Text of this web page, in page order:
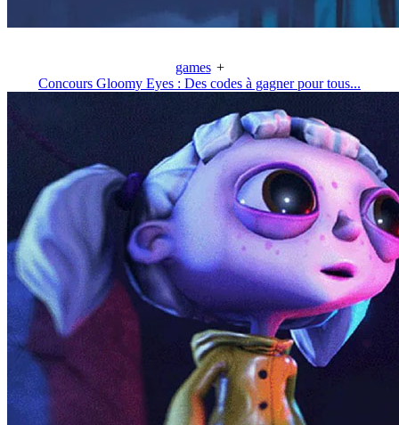
games +
Concours Gloomy Eyes : Des codes à gagner pour tous...